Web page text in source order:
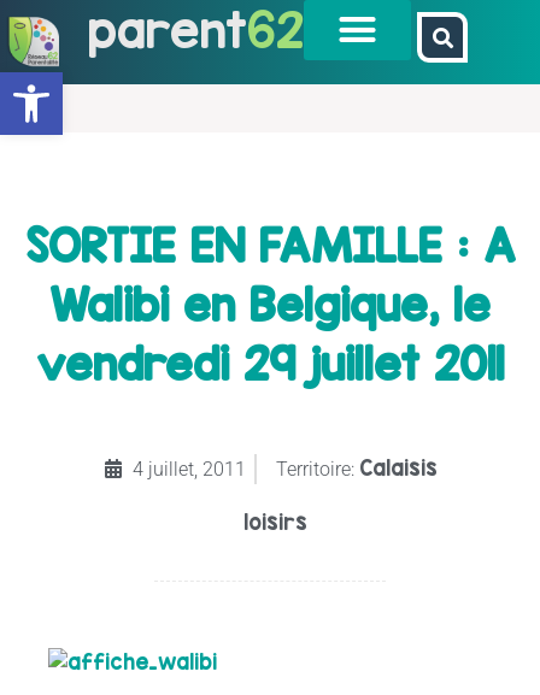
Ouvrir la barre d’outils
parent62
SORTIE EN FAMILLE : A
Walibi en Belgique, le
vendredi 29 juillet 2011
4 juillet, 2011 Territoire: Calaisis
loisirs